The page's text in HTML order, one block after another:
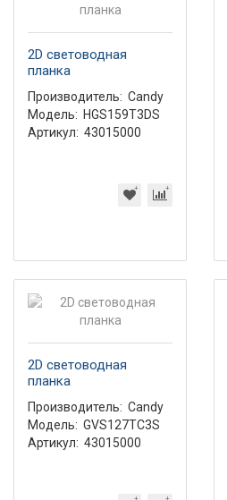
2D световодная
планка
Производитель: Candy
Модель: HGS159T3DS
Артикул: 43015000
2D световодная
планка
Производитель: Candy
Модель: GVS127TC3S
Артикул: 43015000